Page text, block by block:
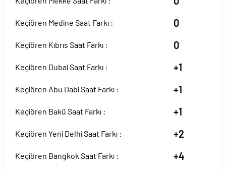
Keçiören Medine Saat Farkı : 0
Keçiören Kıbrıs Saat Farkı : 0
Keçiören Dubai Saat Farkı : +1
Keçiören Abu Dabi Saat Farkı : +1
Keçiören Bakü Saat Farkı : +1
Keçiören Yeni Delhi Saat Farkı : +2
Keçiören Bangkok Saat Farkı : +4